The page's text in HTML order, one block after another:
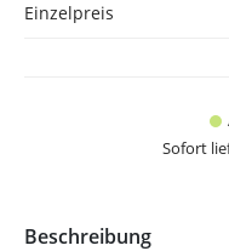
Einzelpreis
Sofort
Beschreibung